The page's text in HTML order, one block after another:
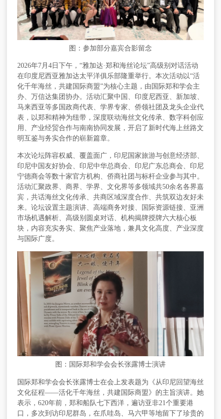
图：参加部分嘉宾合影留念
2026年7月4日下午，“雅加达·郑和海丝论坛”高级别对话活动
在印度尼西亚雅加达太平洋俱乐部隆重举行。本次活动以“活
化千年海丝，共建国际商盟”为核心主题，由国际郑和学会主
办、万信达集团协办。活动汇聚中国、印度尼西亚、新加坡、
马来西亚等多国政商代表、学界专家、侨领社团及龙头企业代
表，以郑和精神为纽带，深度联动海丝文化传承、数字科创应
用、产业经贸合作与南南协同发展，开启了新时代海上丝路文
明互鉴与务实合作的崭新篇章。
本次论坛阵容权威、覆盖面广，印尼国家旅游与创意经济部、
印尼中国友好协会、印尼中华总商会、印尼广东总商会、 印尼
宁德商会等数十家官方机构、侨商社团与标杆企业参与其中。
活动汇聚政界、商界、学界、文化界等多领域共50余名各界嘉
宾，共话海丝文化传承、共商区域深度合作、共筑双边友好未
来。论坛设置主题演讲、高端商务对接、国际资源链接、亚洲
市场机遇解析、高级别圆桌对话、机构揭牌授牌六大核心板
块，内容充实务实、聚焦产业落地，兼具文化高度、产业深度
与国际广度。
图：国际郑和学会会长张露博士演讲
国际郑和学会会长张露博士在会上发表题为《从印尼回望海丝
文化征程——活化千年海丝，共建国际商盟》的主旨演讲。她
表示，620年前，郑和船队七下西洋，遍访亚非21个重要港
口，多次到访印尼群岛，在爪哇岛、马六甲等地留下了珍贵的